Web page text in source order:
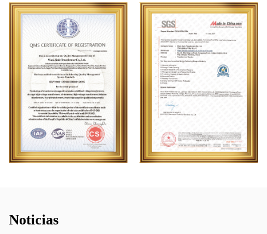
Noticias